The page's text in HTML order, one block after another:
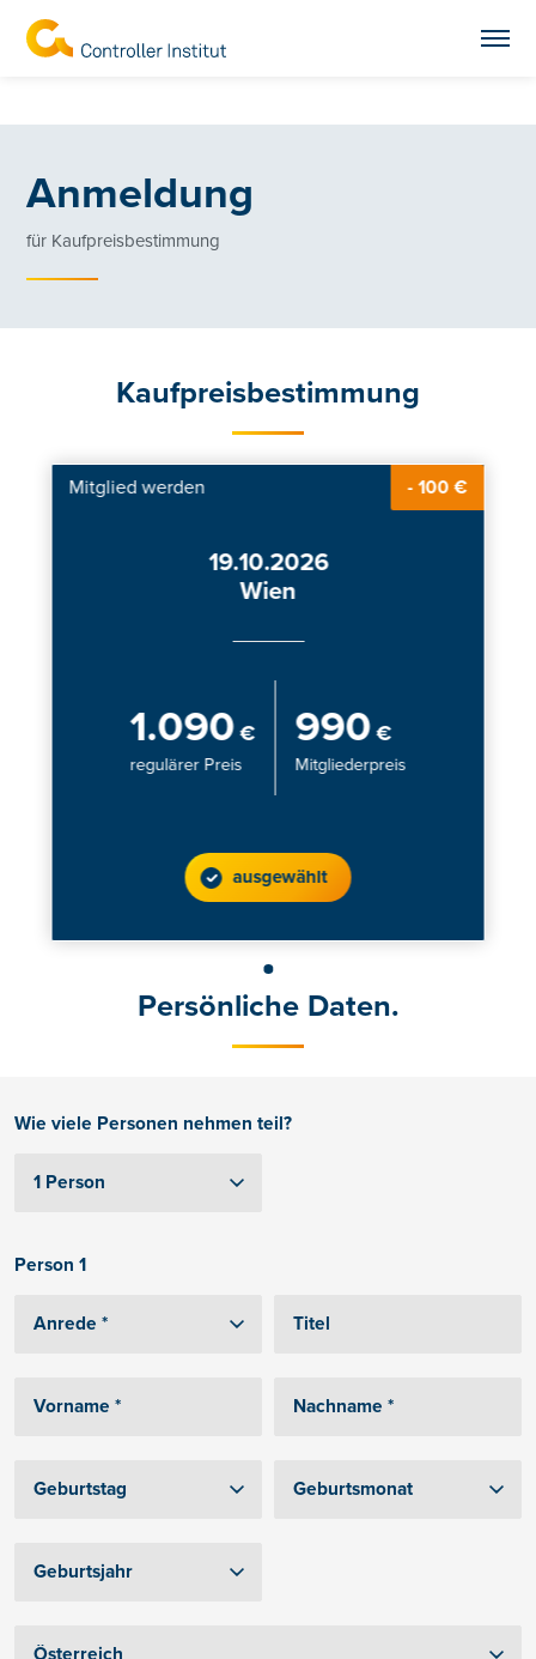
Anmeldung
für Kaufpreisbestimmung
Kaufpreisbestimmung
Mitglied werden - 100 €
19.10.2026
Wien
1.090 €
regulärer Preis
990 €
Mitgliederpreis
ausgewählt
Persönliche Daten.
Wie viele Personen nehmen teil?
Person 1